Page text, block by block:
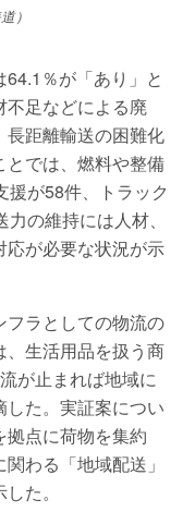
）
％が「あり」と
不足などによる廃
距離輸送の困難化
とでは、燃料や整備
援が58件、トラック
の維持には人材、
応が必要な状況が示
ラとしての物流の
生活用品を扱う商
が止まれば地域に
た。実証案につい
点に荷物を集約
わる「地域配送」
た。